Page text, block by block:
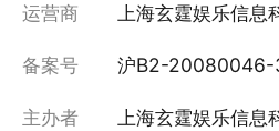
运营商 上海玄霆娱乐信息
备案号 沪B2-20080046-
主办者 上海玄霆娱乐信息